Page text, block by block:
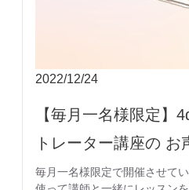
2022/12/24
【毎月一名様限定】
トレーター講座の お
毎月一名様限定で開催させて